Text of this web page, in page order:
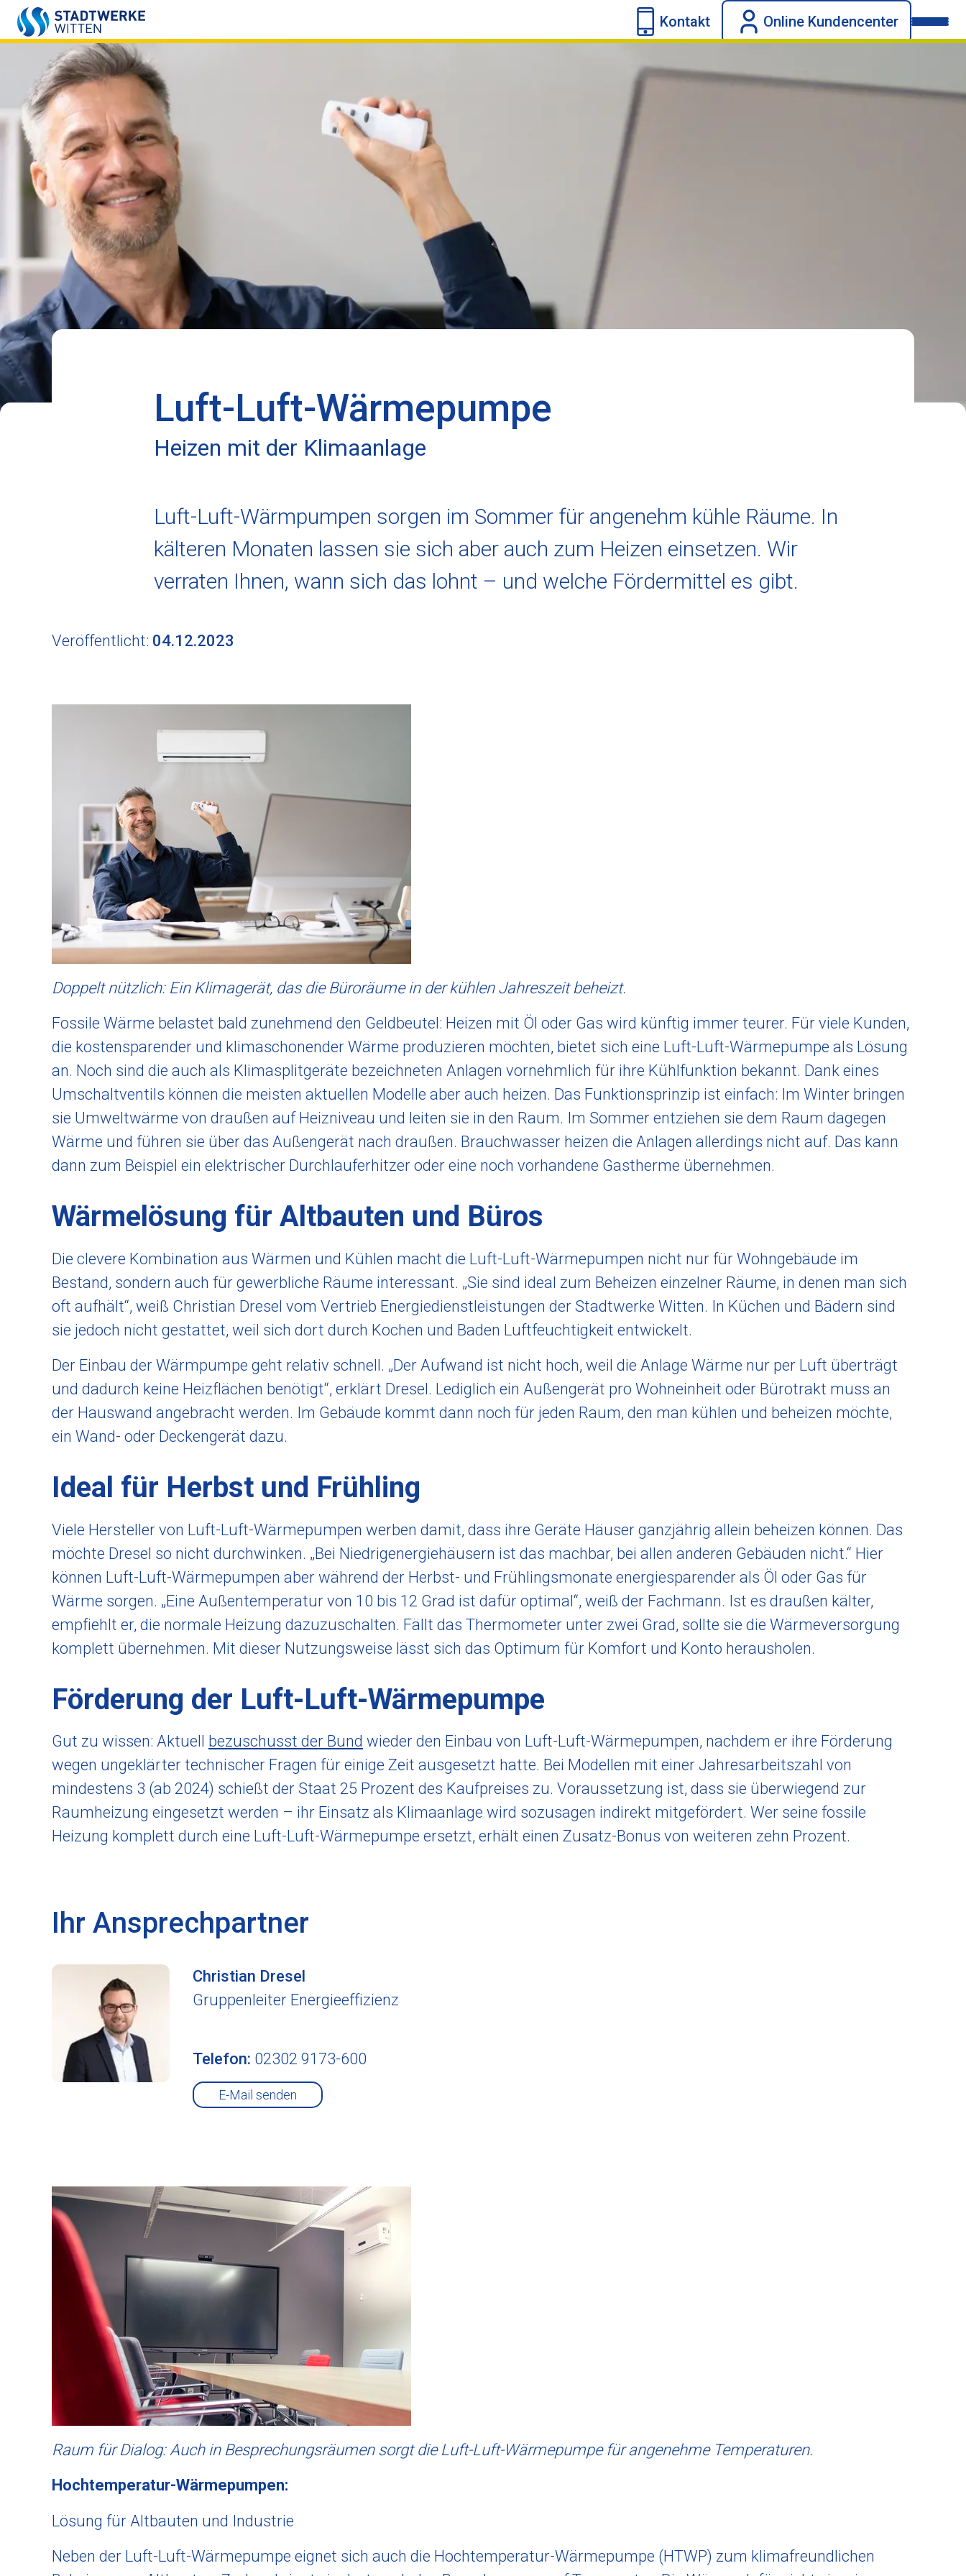
Kontakt Online Kundencenter
Luft-Luft-Wärmepumpe
Heizen mit der Klimaanlage
Luft-Luft-Wärmpumpen sorgen im Sommer für angenehm kühle Räume. In
kälteren Monaten lassen sie sich aber auch zum Heizen einsetzen. Wir
verraten Ihnen, wann sich das lohnt – und welche Fördermittel es gibt.
Veröffentlicht: 04.12.2023
Doppelt nützlich: Ein Klimagerät, das die Büroräume in der kühlen Jahreszeit beheizt.
Fossile Wärme belastet bald zunehmend den Geldbeutel: Heizen mit Öl oder Gas wird künftig immer teurer. Für viele Kunden,
die kostensparender und klimaschonender Wärme produzieren möchten, bietet sich eine Luft-Luft-Wärmepumpe als Lösung
an. Noch sind die auch als Klimasplitgeräte bezeichneten Anlagen vornehmlich für ihre Kühlfunktion bekannt. Dank eines
Umschaltventils können die meisten aktuellen Modelle aber auch heizen. Das Funktionsprinzip ist einfach: Im Winter bringen
sie Umweltwärme von draußen auf Heizniveau und leiten sie in den Raum. Im Sommer entziehen sie dem Raum dagegen
Wärme und führen sie über das Außengerät nach draußen. Brauchwasser heizen die Anlagen allerdings nicht auf. Das kann
dann zum Beispiel ein elektrischer Durchlauferhitzer oder eine noch vorhandene Gastherme übernehmen.
Wärmelösung für Altbauten und Büros
Die clevere Kombination aus Wärmen und Kühlen macht die Luft-Luft-Wärmepumpen nicht nur für Wohngebäude im
Bestand, sondern auch für gewerbliche Räume interessant. „Sie sind ideal zum Beheizen einzelner Räume, in denen man sich
oft aufhält“, weiß Christian Dresel vom Vertrieb Energiedienstleistungen der Stadtwerke Witten. In Küchen und Bädern sind
sie jedoch nicht gestattet, weil sich dort durch Kochen und Baden Luftfeuchtigkeit entwickelt.
Der Einbau der Wärmpumpe geht relativ schnell. „Der Aufwand ist nicht hoch, weil die Anlage Wärme nur per Luft überträgt
und dadurch keine Heizflächen benötigt“, erklärt Dresel. Lediglich ein Außengerät pro Wohneinheit oder Bürotrakt muss an
der Hauswand angebracht werden. Im Gebäude kommt dann noch für jeden Raum, den man kühlen und beheizen möchte,
ein Wand- oder Deckengerät dazu.
Ideal für Herbst und Frühling
Viele Hersteller von Luft-Luft-Wärmepumpen werben damit, dass ihre Geräte Häuser ganzjährig allein beheizen können. Das
möchte Dresel so nicht durchwinken. „Bei Niedrigenergiehäusern ist das machbar, bei allen anderen Gebäuden nicht.“ Hier
können Luft-Luft-Wärmepumpen aber während der Herbst- und Frühlingsmonate energiesparender als Öl oder Gas für
Wärme sorgen. „Eine Außentemperatur von 10 bis 12 Grad ist dafür optimal“, weiß der Fachmann. Ist es draußen kälter,
empfiehlt er, die normale Heizung dazuzuschalten. Fällt das Thermometer unter zwei Grad, sollte sie die Wärmeversorgung
komplett übernehmen. Mit dieser Nutzungsweise lässt sich das Optimum für Komfort und Konto herausholen.
Förderung der Luft-Luft-Wärmepumpe
Gut zu wissen: Aktuell bezuschusst der Bund wieder den Einbau von Luft-Luft-Wärmepumpen, nachdem er ihre Förderung
wegen ungeklärter technischer Fragen für einige Zeit ausgesetzt hatte. Bei Modellen mit einer Jahresarbeitszahl von
mindestens 3 (ab 2024) schießt der Staat 25 Prozent des Kaufpreises zu. Voraussetzung ist, dass sie überwiegend zur
Raumheizung eingesetzt werden – ihr Einsatz als Klimaanlage wird sozusagen indirekt mitgefördert. Wer seine fossile
Heizung komplett durch eine Luft-Luft-Wärmepumpe ersetzt, erhält einen Zusatz-Bonus von weiteren zehn Prozent.
Ihr Ansprechpartner
Christian Dresel
Gruppenleiter Energieeffizienz
Telefon: 02302 9173-600
E-Mail senden
Raum für Dialog: Auch in Besprechungsräumen sorgt die Luft-Luft-Wärmepumpe für angenehme Temperaturen.
Hochtemperatur-Wärmepumpen:
Lösung für Altbauten und Industrie
Neben der Luft-Luft-Wärmepumpe eignet sich auch die Hochtemperatur-Wärmepumpe (HTWP) zum klimafreundlichen